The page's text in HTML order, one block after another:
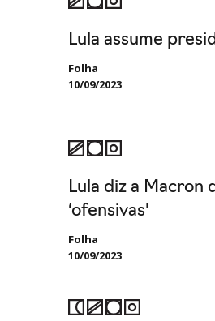
Lula assume
Folha
10/09/2023
Lula diz a Macron
‘ofensivas’
Folha
10/09/2023